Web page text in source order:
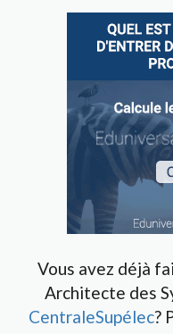
Vous avez déjà
Architecte des
CentraleSupélec?